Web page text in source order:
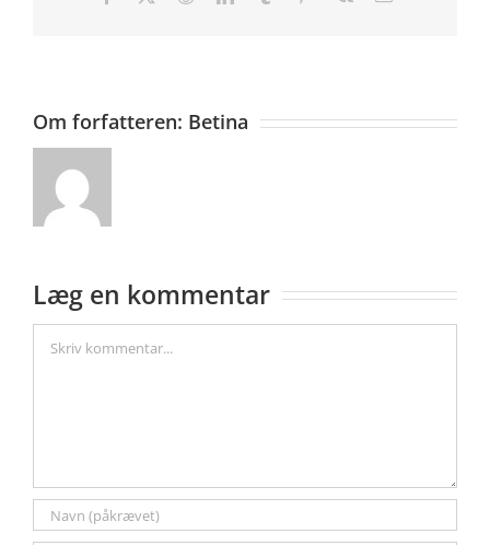
Om forfatteren: Betina
Læg en kommentar
Comment